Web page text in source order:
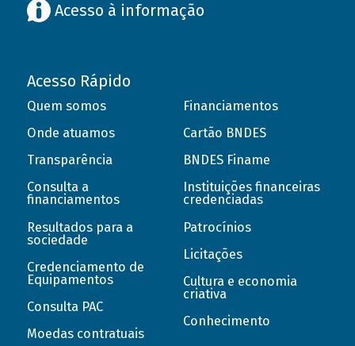
Acesso à informação
Acesso Rápido
Quem somos
Onde atuamos
Transparência
Consulta a
financiamentos
Resultados para a
sociedade
Credenciamento de
Equipamentos
Consulta PAC
Moedas contratuais
Financiamentos
Cartão BNDES
BNDES Finame
Instituições financeiras
credenciadas
Patrocínios
Licitações
Cultura e economia
criativa
Conhecimento